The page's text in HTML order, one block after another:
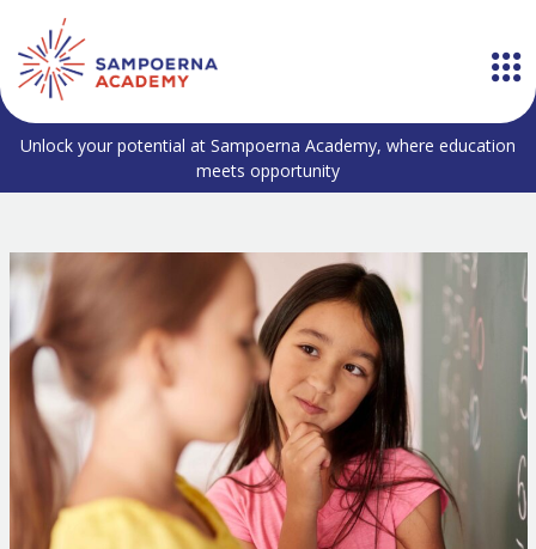
Unlock your potential at Sampoerna Academy, where education
meets opportunity